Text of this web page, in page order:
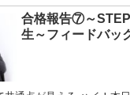
合格報告⑦～
生～フィードバッ